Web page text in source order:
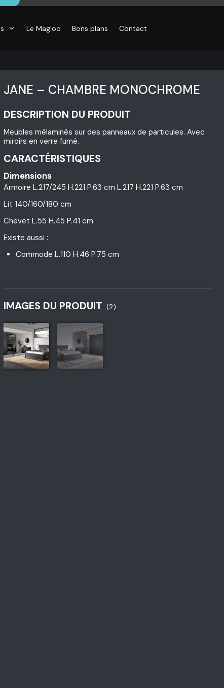
de
Objets
Le Mag’oo Bons plans Contact
JANE – CHAMBRE MONOCHROME
DESCRIPTION DU PRODUIT
Meubles mélaminés sur des panneaux de particules. Avec
miroirs en verre fumé.
CARACTÉRISTIQUES
Dimensions
Armoire L.217/245 H.221 P.63 cm L.217 H.221 P.63 cm
Lit 140/160/180 cm
Chevet L.55 H.45 P.41 cm
Existe aussi :
Commode L.110 H.46 P.75 cm
IMAGES DU PRODUIT (2)